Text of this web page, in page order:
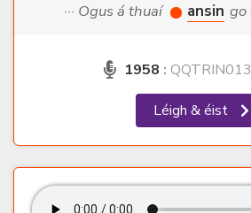
··· Ogus á thuaí ansin go
1958 :
Léigh & éist